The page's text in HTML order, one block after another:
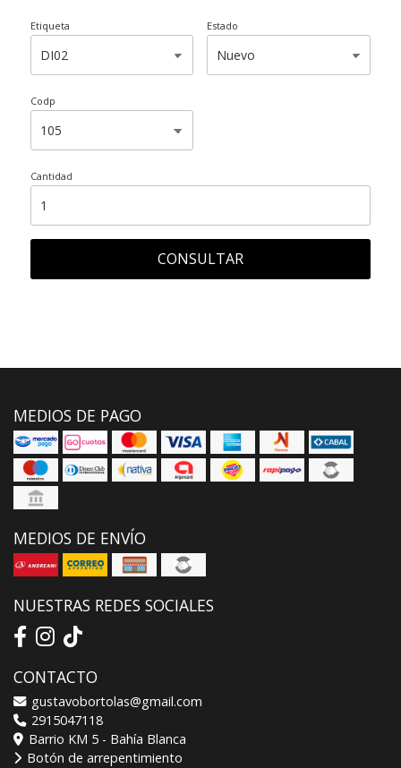
Etiqueta Estado
Codp
Cantidad
CONSULTAR
MEDIOS DE PAGO
MEDIOS DE ENVÍO
NUESTRAS REDES SOCIALES
CONTACTO
gustavobortolas@gmail.com
2915047118
Barrio KM 5 - Bahía Blanca
Botón de arrepentimiento